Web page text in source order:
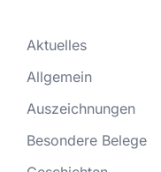
Aktuelles
Allgemein
Auszeichnungen
Besondere Belege